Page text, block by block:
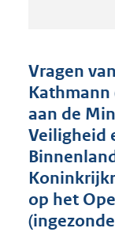
Vragen
Kathmann
aan de
Veiligheid
op het